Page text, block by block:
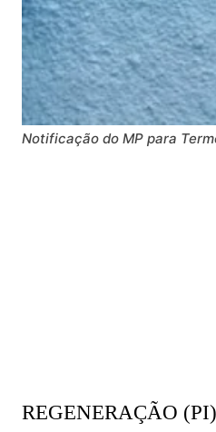
Notificação do MP para
REGENERAÇÃO (PI)